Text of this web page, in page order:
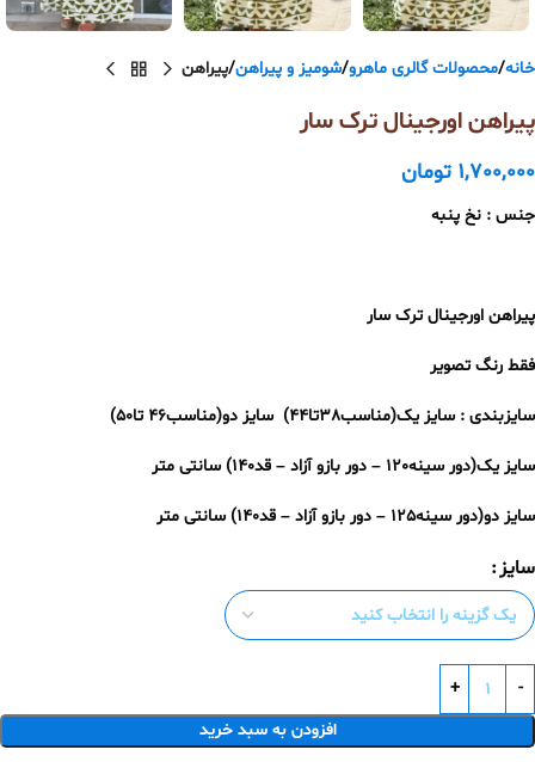
خانه محصولات گالری ماهرو شومیز و پیراهن پیراهن
پیراهن اورجینال ترک سار
1,700,000 تومان
جنس : نخ پنبه
پیراهن اورجینال ترک سار
فقط رنگ تصویر
سایزبندی : سایز یک(مناسب38تا44) سایز دو(مناسب46 تا50)
سایز یک(دور سینه120 – دور بازو آزاد – قد140) سانتی متر
سایز دو(دور سینه125 – دور بازو آزاد – قد140) سانتی متر
سایز
افزودن به سبد خرید